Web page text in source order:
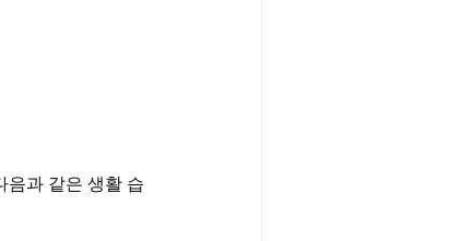
음과 같은 생활 습